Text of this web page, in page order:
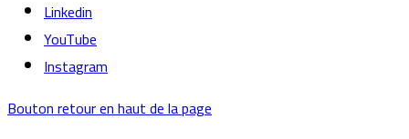
Linkedin
YouTube
Instagram
Bouton retour en haut de la page